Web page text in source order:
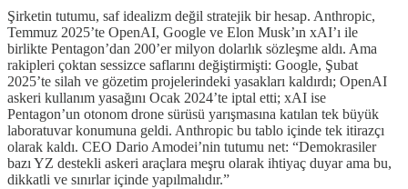
Şirketin tutumu, saf idealizm değil stratejik bir hesap. Anthropic,
Temmuz 2025’te OpenAI, Google ve Elon Musk’ın xAI’ı ile
birlikte Pentagon’dan 200’er milyon dolarlık sözleşme aldı. Ama
rakipleri çoktan sessizce saflarını değiştirmişti: Google, Şubat
2025’te silah ve gözetim projelerindeki yasakları kaldırdı; OpenAI
askeri kullanım yasağını Ocak 2024’te iptal etti; xAI ise
Pentagon’un otonom drone sürüsü yarışmasına katılan tek büyük
laboratuvar konumuna geldi. Anthropic bu tablo içinde tek itirazçı
olarak kaldı. CEO Dario Amodei’nin tutumu net: “Demokrasiler
bazı YZ destekli askeri araçlara meşru olarak ihtiyaç duyar ama bu,
dikkatli ve sınırlar içinde yapılmalıdır.”